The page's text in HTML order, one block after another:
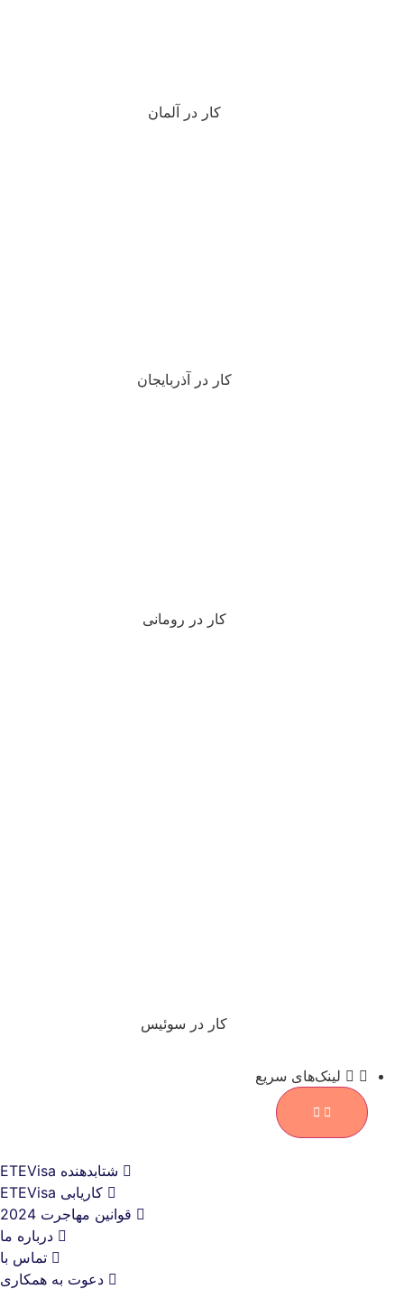
کار در آلمان
کار در آذربایجان
کار در رومانی
کار در سوئیس
لینک‌های سریع
شتابدهنده ETEVisa
کاریابی ETEVisa
قوانین مهاجرت 2024
درباره ما
تماس با
دعوت به همکاری